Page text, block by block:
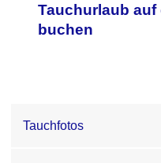
Tauchurlaub auf
buchen
Tauchfotos